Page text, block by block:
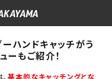
ハンドキャッチがう
ーもご紹介！
基本的なキャッチングとな